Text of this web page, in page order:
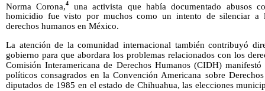
Norma Corona,4
una activista que había documentado abusos
homicidio fue visto por muchos como un intento de silenciar a
derechos humanos en México.
La atención de la comunidad internacional también contribuyó
gobierno para que abordara los problemas relacionados con los
Comisión Interamericana de Derechos Humanos (CIDH)
políticos consagrados en la Convención Americana sobre
diputados de 1985 en el estado de Chihuahua, las elecciones